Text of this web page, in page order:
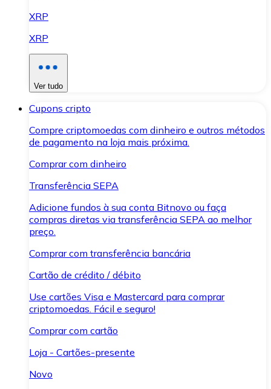
XRP
XRP
Ver tudo
Cupons cripto
Compre criptomoedas com dinheiro e outros métodos
de pagamento na loja mais próxima.
Comprar com dinheiro
Transferência SEPA
Adicione fundos à sua conta Bitnovo ou faça
compras diretas via transferência SEPA ao melhor
preço.
Comprar com transferência bancária
Cartão de crédito / débito
Use cartões Visa e Mastercard para comprar
criptomoedas. Fácil e seguro!
Comprar com cartão
Loja - Cartões-presente
Novo